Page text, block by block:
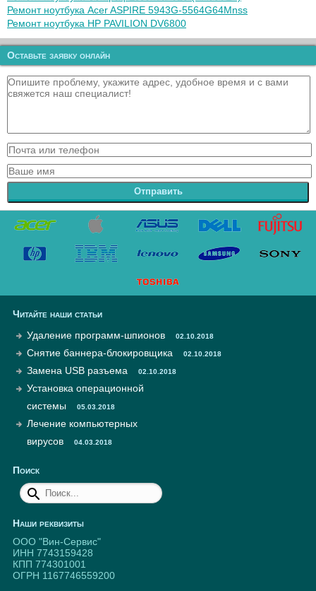
Ремонт ноутбука Acer ASPIRE 5943G-5564G64Mnss
Ремонт ноутбука HP PAVILION DV6800
Оставьте заявку онлайн
Отправить
Читайте наши статьи
Удаление программ-шпионов
02.10.2018
Снятие баннера-блокировщика 02.10.2018
Замена USB разъема 02.10.2018
Установка операционной
системы
05.03.2018
Лечение компьютерных
вирусов
04.03.2018
Поиск
Наши реквизиты
ООО "Вин-Сервис"
ИНН 7743159428
КПП 774301001
ОГРН 1167746559200